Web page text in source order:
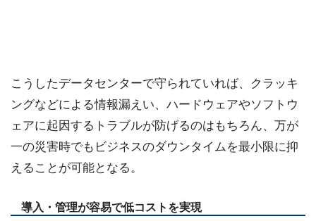
こうしたデータセンターで守られていれば、クラッキ
ングなどによる情報漏えい、ハードウェアやソフトウ
ェアに起因するトラブルが防げるのはもちろん、万が
一の災害時でもビジネスのダウンタイムを最小限に抑
えることが可能となる。
導入・管理が容易で低コストを実現